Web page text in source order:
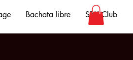
Bachata libre SBK Club